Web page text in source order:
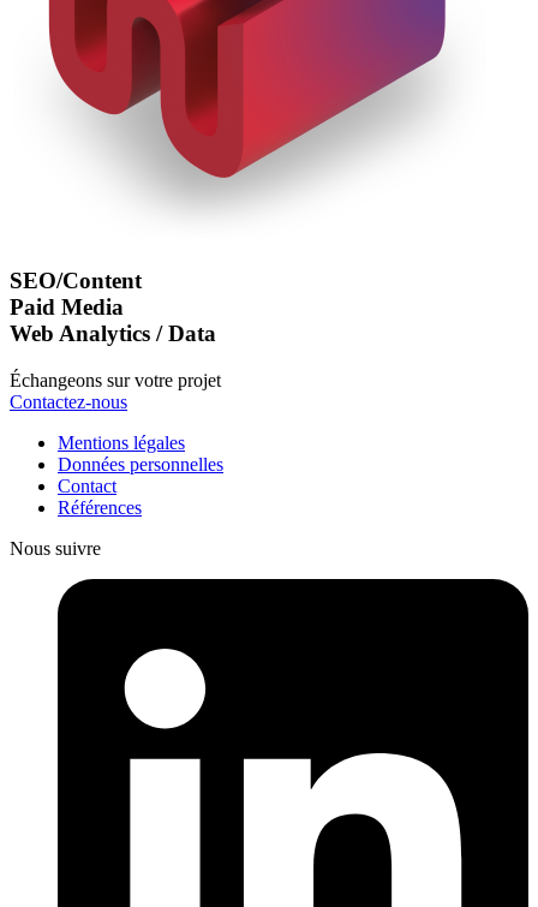
SEO/Content
Paid Media
Web Analytics / Data
Échangeons sur votre projet
Contactez-nous
Mentions légales
Données personnelles
Contact
Références
Nous suivre